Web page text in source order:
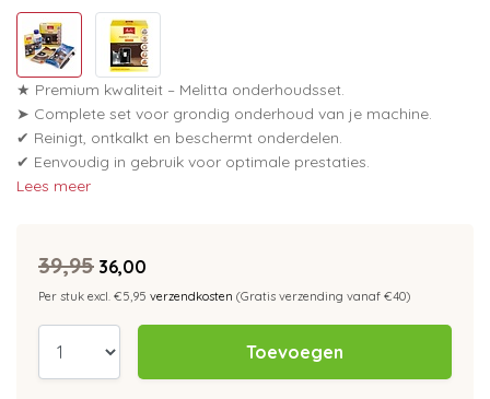
★ Premium kwaliteit – Melitta onderhoudsset.
➤ Complete set voor grondig onderhoud van je machine.
✔ Reinigt, ontkalkt en beschermt onderdelen.
✔ Eenvoudig in gebruik voor optimale prestaties.
Lees meer
39,95 36,00
Per stuk excl. €5,95 verzendkosten (Gratis verzending vanaf €40)
Toevoegen